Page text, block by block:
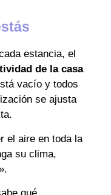
estancia, el
de la casa
vacío y todos
se ajusta
el aire en toda la
su clima,